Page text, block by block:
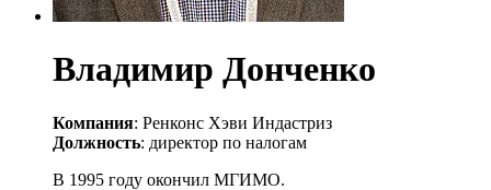
Владимир Донченко
Компания: Ренконс Хэви Индастриз
Должность: директор по налогам
В 1995 году окончил МГИМО.